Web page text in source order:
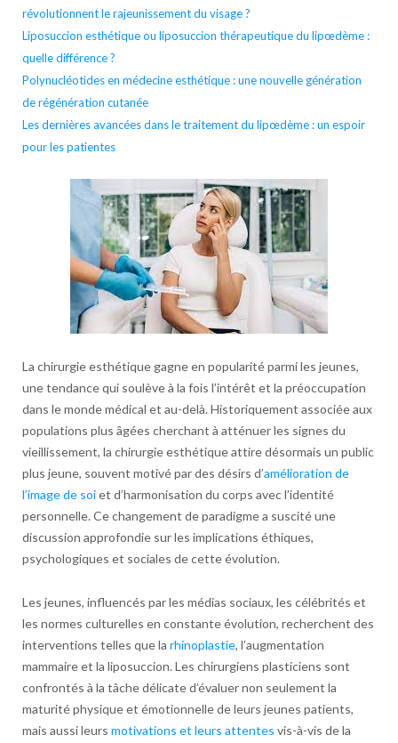
La chirurgie esthétique gagne en popularité parmi les jeunes,
une tendance qui soulève à la fois l’intérêt et la préoccupation
dans le monde médical et au-delà. Historiquement associée aux
populations plus âgées cherchant à atténuer les signes du
vieillissement, la chirurgie esthétique attire désormais un public
plus jeune, souvent motivé par des désirs d’amélioration de
l’image de soiet d’harmonisation du corps avec l’identité
personnelle. Ce changement de paradigme a suscité une
discussion approfondie sur les implications éthiques,
psychologiques et sociales de cette évolution.
Les jeunes, influencés par les médias sociaux, les célébrités et
les normes culturelles en constante évolution, recherchent des
interventions telles que la rhinoplastie, l’augmentation
mammaire et la liposuccion. Les chirurgiens plasticiens sont
confrontés à la tâche délicate d’évaluer non seulement la
maturité physique et émotionnelle de leurs jeunes patients,
mais aussi leurs motivations et leurs attentes vis-à-vis de la
révolutionnent le rajeunissement du visage ?
Liposuccion esthétique ou liposuccion thérapeutique du lipœdème :
quelle différence ?
Polynucléotides en médecine esthétique : une nouvelle génération
de régénération cutanée
Les dernières avancées dans le traitement du lipœdème : un espoir
pour les patientes